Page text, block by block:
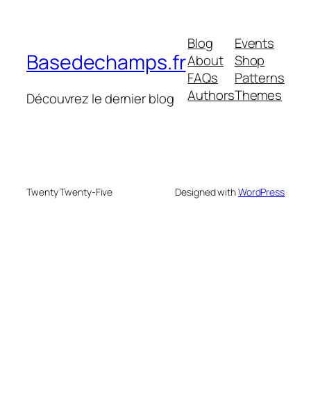
Basedechamps.fr
Découvrez le dernier blog
Blog
About
FAQs
Authors
Events
Shop
Patterns
Themes
Twenty Twenty-Five Designed withWordPress